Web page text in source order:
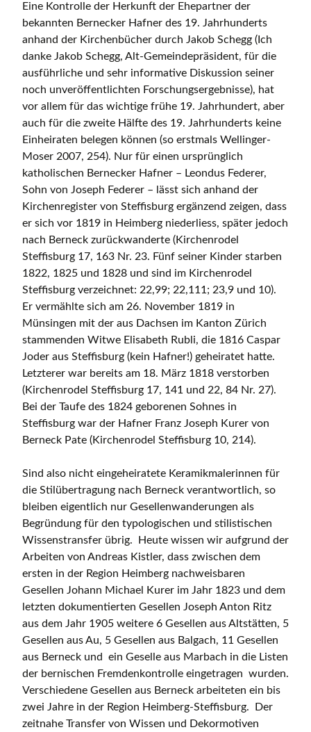
Eine Kontrolle der Herkunft der Ehepartner der
bekannten Bernecker Hafner des 19. Jahrhunderts
anhand der Kirchenbücher durch Jakob Schegg (Ich
danke Jakob Schegg, Alt-Gemeindepräsident, für die
ausführliche und sehr informative Diskussion seiner
noch unveröffentlichten Forschungsergebnisse), hat
vor allem für das wichtige frühe 19. Jahrhundert, aber
auch für die zweite Hälfte des 19. Jahrhunderts keine
Einheiraten belegen können (so erstmals Wellinger-
Moser 2007, 254). Nur für einen ursprünglich
katholischen Bernecker Hafner – Leondus Federer,
Sohn von Joseph Federer – lässt sich anhand der
Kirchenregister von Steffisburg ergänzend zeigen, dass
er sich vor 1819 in Heimberg niederliess, später jedoch
nach Berneck zurückwanderte (Kirchenrodel
Steffisburg 17, 163 Nr. 23. Fünf seiner Kinder starben
1822, 1825 und 1828 und sind im Kirchenrodel
Steffisburg verzeichnet: 22,99; 22,111; 23,9 und 10).
Er vermählte sich am 26. November 1819 in
Münsingen mit der aus Dachsen im Kanton Zürich
stammenden Witwe Elisabeth Rubli, die 1816 Caspar
Joder aus Steffisburg (kein Hafner!) geheiratet hatte.
Letzterer war bereits am 18. März 1818 verstorben
(Kirchenrodel Steffisburg 17, 141 und 22, 84 Nr. 27).
Bei der Taufe des 1824 geborenen Sohnes in
Steffisburg war der Hafner Franz Joseph Kurer von
Berneck Pate (Kirchenrodel Steffisburg 10, 214).
Sind also nicht eingeheiratete Keramikmalerinnen für
die Stilübertragung nach Berneck verantwortlich, so
bleiben eigentlich nur Gesellenwanderungen als
Begründung für den typologischen und stilistischen
Wissenstransfer übrig. Heute wissen wir aufgrund der
Arbeiten von Andreas Kistler, dass zwischen dem
ersten in der Region Heimberg nachweisbaren
Gesellen Johann Michael Kurer im Jahr 1823 und dem
letzten dokumentierten Gesellen Joseph Anton Ritz
aus dem Jahr 1905 weitere 6 Gesellen aus Altstätten, 5
Gesellen aus Au, 5 Gesellen aus Balgach, 11 Gesellen
aus Berneck und ein Geselle aus Marbach in die Listen
der bernischen Fremdenkontrolle eingetragen wurden.
Verschiedene Gesellen aus Berneck arbeiteten ein bis
zwei Jahre in der Region Heimberg-Steffisburg. Der
zeitnahe Transfer von Wissen und Dekormotiven